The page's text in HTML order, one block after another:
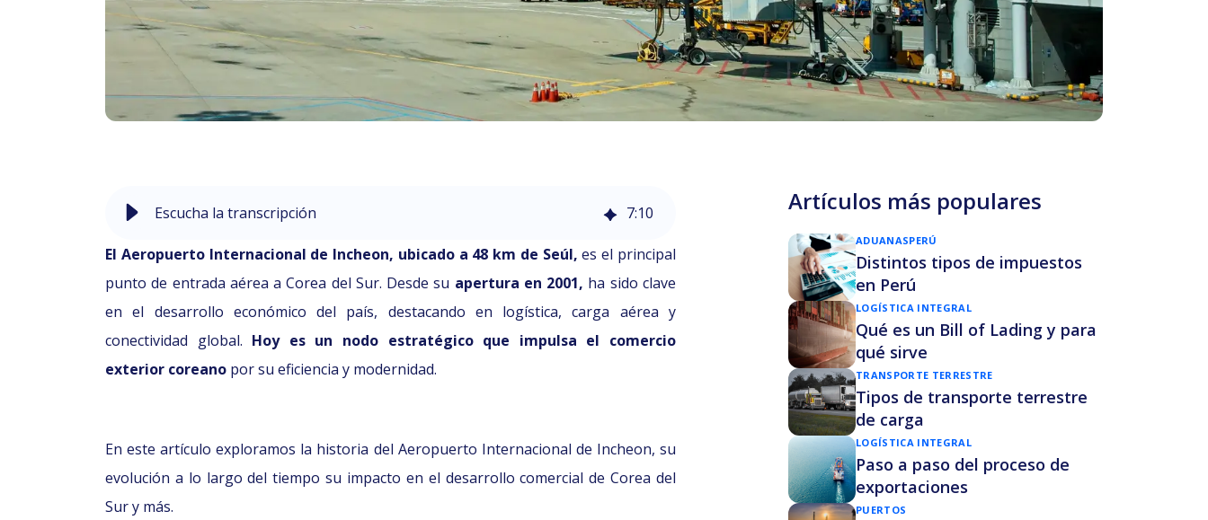
Escucha la transcripción 7:10
El Aeropuerto Internacional de Incheon, ubicado a 48 km de Seúl, es el principal
punto de entrada aérea a Corea del Sur. Desde su apertura en 2001, ha sido clave
en el desarrollo económico del país, destacando en logística, carga aérea y
conectividad global. Hoy es un nodo estratégico que impulsa el comercio
exterior coreano por su eficiencia y modernidad.
En este artículo exploramos la historia del Aeropuerto Internacional de Incheon, su
evolución a lo largo del tiempo su impacto en el desarrollo comercial de Corea del
Sur y más.
Artículos más populares
ADUANASPERÚ
Distintos tipos de impuestos
en Perú
LOGÍSTICA INTEGRAL
Qué es un Bill of Lading y para
qué sirve
TRANSPORTE TERRESTRE
Tipos de transporte terrestre
de carga
LOGÍSTICA INTEGRAL
Paso a paso del proceso de
exportaciones
PUERTOS